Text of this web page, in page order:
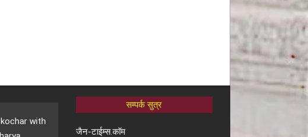
सम्पर्क सुत्र
जैन-टाईम्स.कॉम